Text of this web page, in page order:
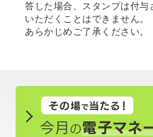
答した場合、スタンプは付
いただくことはできません。
あらかじめご了承ください。